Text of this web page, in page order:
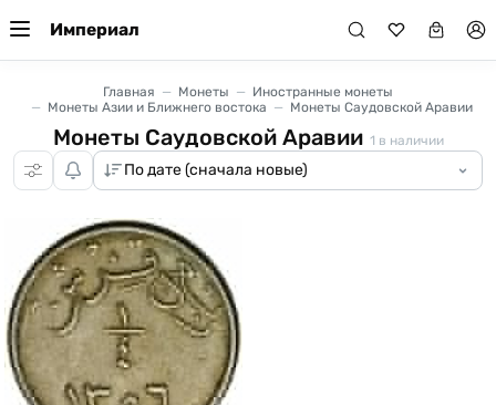
Империал
Главная Монеты
Иностранные монеты
Монеты Азии и Ближнего востока
Монеты Саудовской Аравии
Монеты Саудовской Аравии 1 в наличии